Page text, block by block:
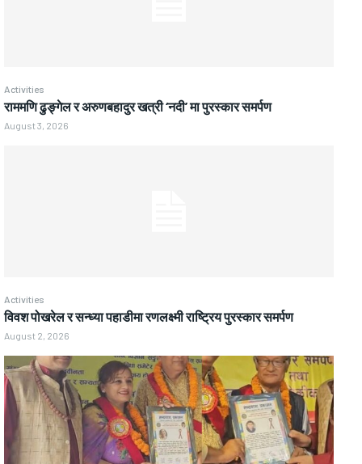
Activities
राममणि ढुङ्गेल र अरुणबहादुर खत्री ‘नदी’ मा पुरस्कार समर्पण
August 3, 2026
Activities
विवश पोखरेल र सन्ध्या पहाडीमा रणलक्ष्मी राष्ट्रिय पुरस्कार समर्पण
August 2, 2026